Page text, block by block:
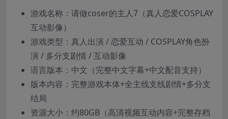
游戏名称：请做coser的主人7（真人恋爱COSPLAY
互动影像）
游戏类型：真人出演 / 恋爱互动 / COSPLAY角色扮
演 / 多分支剧情 / 互动影像
语言版本：中文（完整中文字幕+中文配音支持）
版本内容：完整游戏本体+全主线支线剧情+多分支
结局
资源大小：约80GB（高清视频互动内容+完整存档